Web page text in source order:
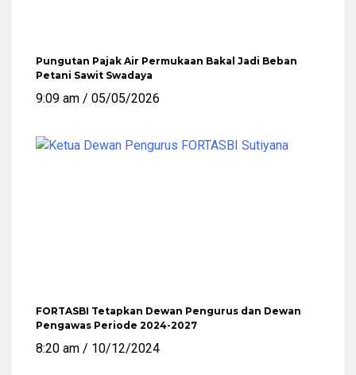
Pungutan Pajak Air Permukaan Bakal Jadi Beban
Petani Sawit Swadaya
9:09 am 05/05/2026
FORTASBI Tetapkan Dewan Pengurus dan Dewan
Pengawas Periode 2024-2027
8:20 am 10/12/2024